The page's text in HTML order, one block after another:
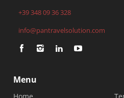
+39 348 09 36 328
info@pantravelsolution.com
Menu